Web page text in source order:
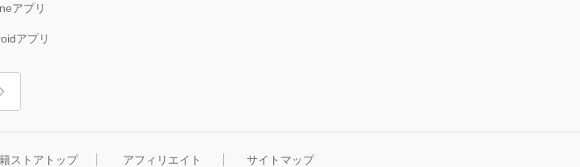
アプリ
アプリ
ストアトップ アフィリエイト サイトマップ